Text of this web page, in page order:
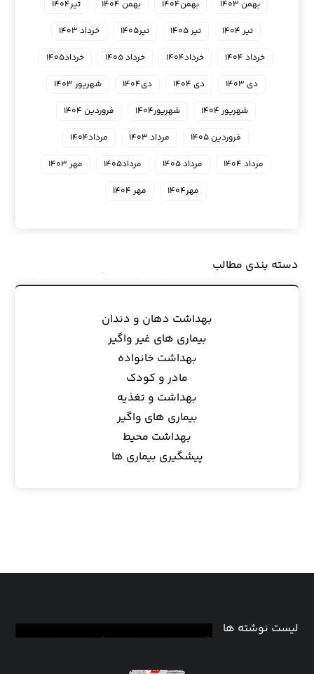
بهمن ۱۴۰۳ بهمن۱۴۰۴ بهمن ۱۴۰۴
تیر۱۴۰۴
تیر ۱۴۰۴
تیر ۱۴۰۵ تیر۱۴۰۵
خرداد ۱۴۰۳
خرداد ۱۴۰۴
خرداد۱۴۰۴ خرداد ۱۴۰۵
خرداد۱۴۰۵
دی ۱۴۰۳
دی ۱۴۰۴ دی۱۴۰۴
شهریور ۱۴۰۳
شهریور ۱۴۰۴
شهریور۱۴۰۴
فروردین ۱۴۰۴
فروردین ۱۴۰۵
مرداد ۱۴۰۳
مرداد۱۴۰۴
مرداد ۱۴۰۴
مرداد ۱۴۰۵ مرداد۱۴۰۵
مهر ۱۴۰۳
مهر۱۴۰۴
مهر ۱۴۰۴
دسته بندی مطالب
بهداشت دهان و دندان
بیماری های غیر واگیر
بهداشت خانواده
مادر و کودک
بهداشت و تغذیه
بیماری های واگیر
بهداشت محیط
پیشگیری بیماری ها
لیست نوشته ها